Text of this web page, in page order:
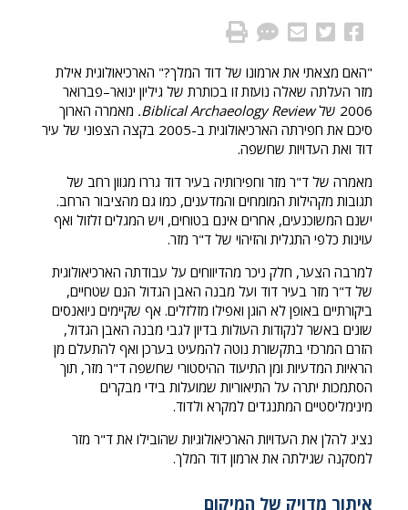
"האם מצאתי את ארמונו של דוד המלך?" הארכיאולוגית אילת
מזר העלתה שאלה נועזת זו בכותרת של גיליון ינואר–פברואר
2006 של
Biblical Archaeology Review
. מאמרה הארוך
סיכם את חפירתה הארכיאולוגית ב-2005 בקצה הצפוני של עיר
דוד ואת העדויות שחשפה.
מאמרה של ד"ר מזר וחפירותיה בעיר דוד גררו מגוון רחב של
תגובות מקהילות המומחים והמדענים, כמו גם מהציבור הרחב.
ישנם המשוכנעים, אחרים אינם בטוחים, ויש המגלים זלזול ואף
עוינות כלפי התגלית והזיהוי של ד"ר מזר.
למרבה הצער, חלק ניכר מהדיווחים על עבודתה הארכיאולוגית
של ד"ר מזר בעיר דוד ועל מבנה האבן הגדול הנם שטחיים,
ביקורתיים באופן לא הוגן ואפילו מזלזלים. אף שקיימים ניואנסים
שונים באשר לנקודות העולות בדיון לגבי מבנה האבן הגדול,
הזרם המרכזי בתקשורת נוטה להמעיט בערכן ואף להתעלם מן
הראיות המדעיות ומן התיעוד ההיסטורי שחשפה ד"ר מזר, תוך
הסתמכות יתרה על התיאוריות שמועלות בידי מבקרים
מינימליסטיים המתנגדים למקרא ולדוד.
נציג להלן את העדויות הארכיאולוגיות שהובילו את ד"ר מזר
למסקנה שגילתה את ארמון דוד המלך.
איתור מדויק של המיקום